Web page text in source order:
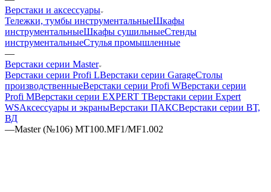
Верстаки и аксессуары
Тележки, тумбы инструментальныеШкафы
инструментальныеШкафы сушильныеСтенды
инструментальныеCтулья промышленные
—
Верстаки серии Master
Верстаки серии Profi LВерстаки серии GarageСтолы
производственныеВерстаки серии Profi WВерстаки серии
Profi MВерстаки серии EXPERT TВерстаки серии Expert
WSАксессуары и экраныВерстаки ПАКСВерстаки серии ВТ,
ВД
—Master (№106) MT100.MF1/MF1.002